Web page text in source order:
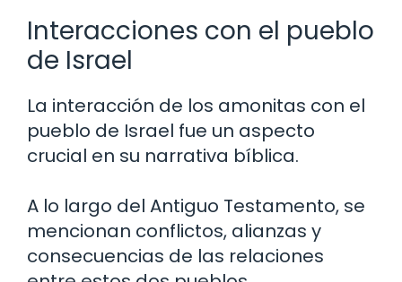
Interacciones con el pueblo
de Israel
La interacción de los amonitas con el
pueblo de Israel fue un aspecto
crucial en su narrativa bíblica.
A lo largo del Antiguo Testamento, se
mencionan conflictos, alianzas y
consecuencias de las relaciones